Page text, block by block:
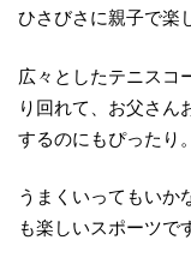
ひさびさに親子で楽
広々としたテニスコ
り回れて、お父さん
するのにもぴったり。
うまくいってもいか
も楽しいスポーツで